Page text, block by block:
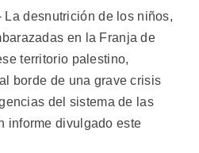
La desnutrición de los niños,
en la Franja de
territorio palestino,
borde de una grave crisis
del sistema de las
informe divulgado este